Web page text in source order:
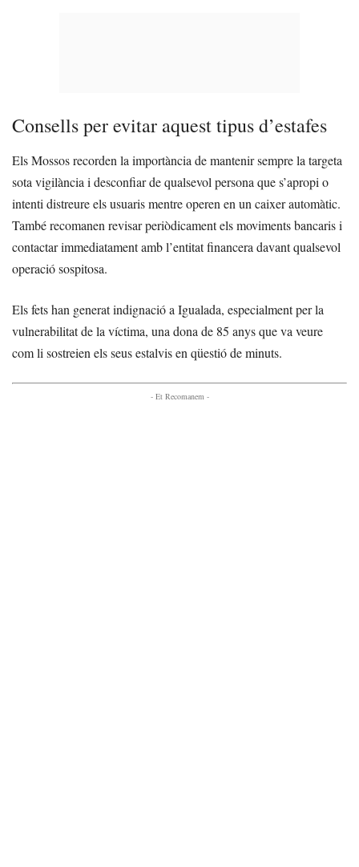
Consells per evitar aquest tipus d’estafes
Els Mossos recorden la importància de mantenir sempre la targeta
sota vigilància i desconfiar de qualsevol persona que s’apropi o
intenti distreure els usuaris mentre operen en un caixer automàtic.
També recomanen revisar periòdicament els moviments bancaris i
contactar immediatament amb l’entitat financera davant qualsevol
operació sospitosa.
Els fets han generat indignació a Igualada, especialment per la
vulnerabilitat de la víctima, una dona de 85 anys que va veure
com li sostreien els seus estalvis en qüestió de minuts.
- Et Recomanem -